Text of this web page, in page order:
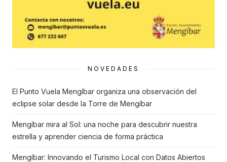
NOVEDADES
El Punto Vuela Mengíbar organiza una observación del
eclipse solar desde la Torre de Mengíbar
Mengíbar mira al Sol: una noche para descubrir nuestra
estrella y aprender ciencia de forma práctica
Mengíbar: Innovando el Turismo Local con Datos Abiertos